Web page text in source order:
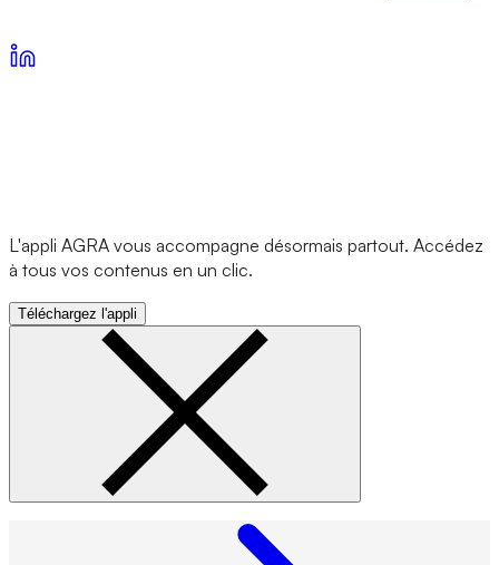
L'appli AGRA vous accompagne désormais partout. Accédez
à tous vos contenus en un clic.
Téléchargez l'appli